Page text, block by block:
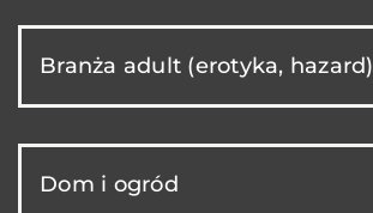
Branża adult (erotyka, hazard)
Dom i ogród